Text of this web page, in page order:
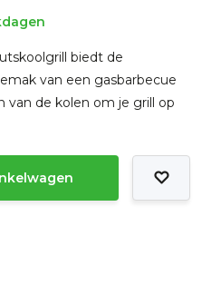
biedt de
van een gasbarbecue
de kolen om je grill op